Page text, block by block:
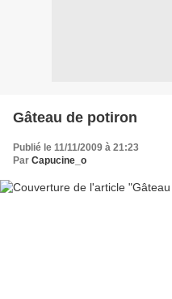
Gâteau de potiron
Publié le 11/11/2009 à 21:23
Par Capucine_o